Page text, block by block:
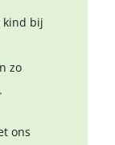
kind bij
zo
ons